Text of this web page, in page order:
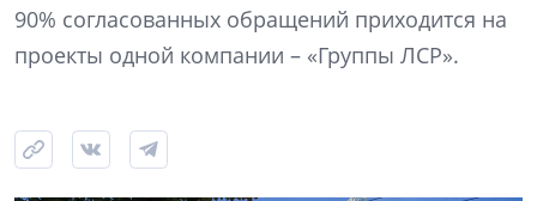
90% согласованных обращений приходится на
проекты одной компании – «Группы ЛСР».